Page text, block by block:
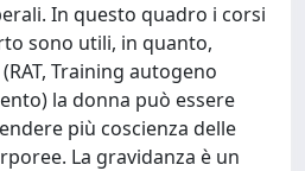
In questo quadro i corsi
sono utili, in quanto,
Training autogeno
la donna può essere
più coscienza delle
La gravidanza è un